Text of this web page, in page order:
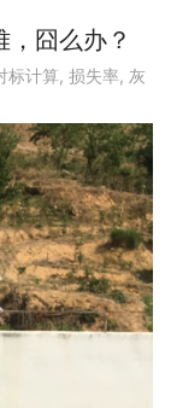
囧么办？
标计算, 损失率, 灰